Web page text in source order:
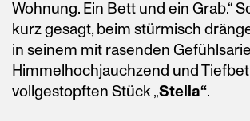
Wohnung. Ein Bett und ein Grab.“
kurz gesagt, beim stürmisch
in seinem mit rasenden
Himmelhochjauchzend und
vollgestopften Stück „Stella“.